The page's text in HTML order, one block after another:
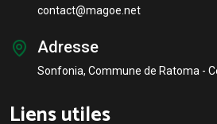
contact@magoe.net
Adresse
Sonfonia, Commune de Ratoma -
Liens utiles